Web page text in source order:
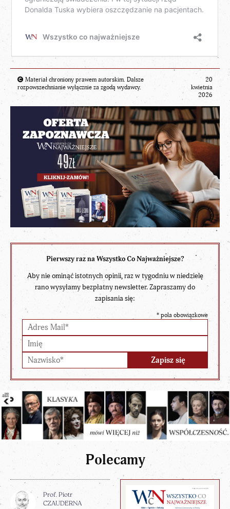
Materiał chroniony prawem autorskim. Dalsze
rozpowszechnianie wyłącznie za zgodą wydawcy.
20
kwietnia
2026
Pierwszy raz na Wszystko Co Najważniejsze?
Aby nie ominąć istotnych opinii, raz w tygodniu w niedzielę
rano wysyłamy bezpłatny newsletter. Zapraszamy do
zapisania się:
* pola obowiązkowe
Polecamy
Prof. Piotr
CZAUDERNA